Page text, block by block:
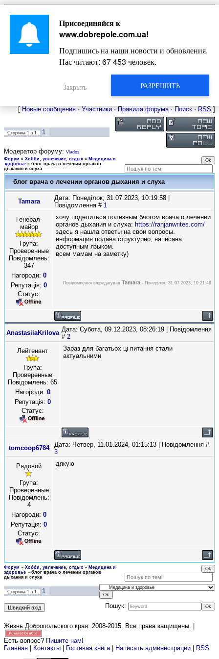
Главная
Новости
Довідкова
Фото
Оголошення
Видео
Жизнь Добропольского края
[ Новые сообщения · Участники · Правила форума· Поиск · RSS ]
Сторінка 1 з 1 1
Модератор форуму: Vlados
Форум » Хобби, увлечение, отдых » Медицина и
здоровье » блог врача о лечении органов
дыхания и слуха
блог врача о лечении органов дыхания и слуха
Tamara
Дата: Понеділок, 31.07.2023, 10:19:58 |
Повідомлення # 1
Генерал-
майор
Група:
Проверенные
Повідомлень:
347
Нагороди: 0
Репутація: 0
Статус:
хочу поделиться полезным блогом врача о лечении
органов дыхания и слуха: https://ranjanwrites.com/
здесь я нашла ответы на свои вопросы.
информация подана структурно, написана
доступным языком.
всем мамам на заметку)
Повідомлення відредагував Tamara - Понеділок, 31.07.2023, 10:21:49
AnastasiiaKrilova Дата: Субота, 09.12.2023, 08:26:19 | Повідомлення
# 2
Лейтенант
Група:
Проверенные
Повідомлень: 65
Нагороди: 0
Репутація: 0
Статус:
Зараз для багатьох ці питання стали
актуальними
tomcoop6784
Дата: Четвер, 11.01.2024, 01:15:13 | Повідомлення #
3
Рядовой
Група:
Проверенные
Повідомлень:
4
Нагороди: 0
Репутація: 0
Статус:
дякую
Форум » Хобби, увлечение, отдых » Медицина и
здоровье » блог врача о лечении органов
дыхания и слуха
Сторінка 1 з 1
1
Пошук:
Жизнь Добропольского края: 2008-2015. Все права защищены. |
Есть вопрос? Пишите нам!
Главная
Контакты Гостевая книга| Написать администрации RSS
Присоединяйся к
www.dobrepole.com.ua!
Подпишись на наши новости и обновления.
Нас читают: 67 453 человек.
РАЗРЕШИТЬ
Закрыть